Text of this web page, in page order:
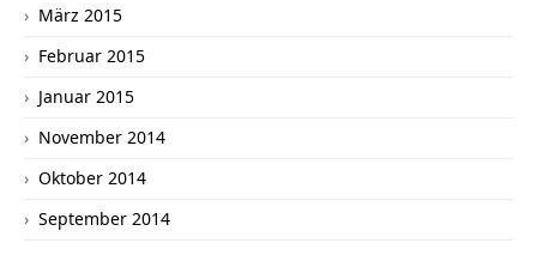
März 2015
Februar 2015
Januar 2015
November 2014
Oktober 2014
September 2014